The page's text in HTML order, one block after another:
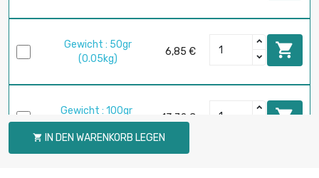
Gewicht : 50gr
(0.05kg)
6,85 € 
Gewicht : 100gr
(0.1kg)
13,72 € 
 IN DEN WARENKORB LEGEN